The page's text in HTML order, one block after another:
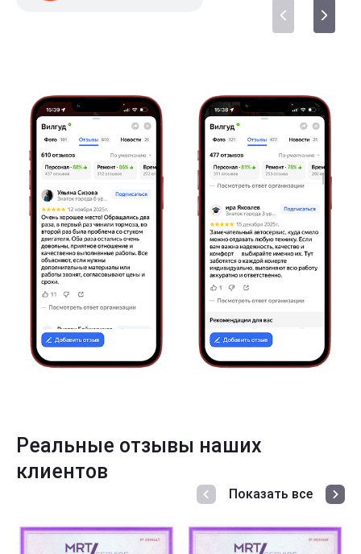
Реальные отзывы наших
клиентов
Показать все